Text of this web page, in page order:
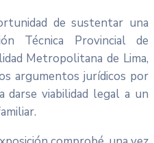
de sustentar una
Técnica Provincial de
Metropolitana de Lima,
argumentos jurídicos por
darse viabilidad legal a un